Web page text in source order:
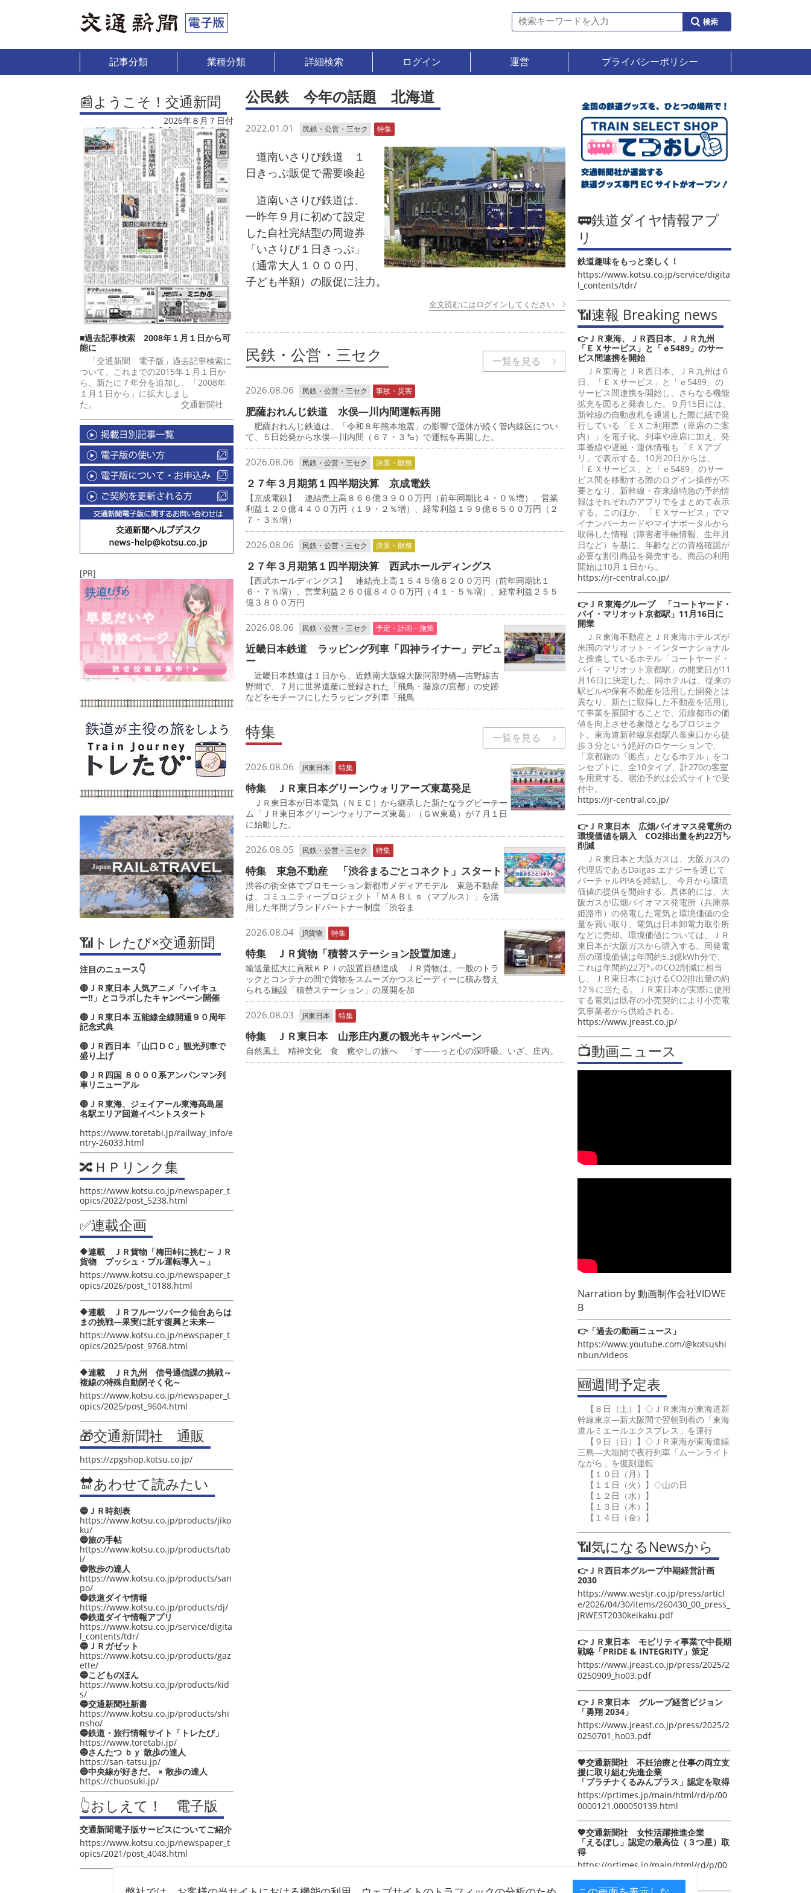
記事分類 業種分類 詳細検索 ログイン 運営 プライバシーポリシー
📰ようこそ！交通新聞
2026年８月７日付
■過去記事検索 2008年１月１日から可
能に
「交通新聞 電子版」過去記事検索に
ついて、これまでの2015年１月１日か
ら、新たに７年分を追加し、「2008年
１月１日から」に拡大しまし
た。 交通新聞社
[PR]
📶トレたび×交通新聞
注目のニュース👇
🔴ＪＲ東日本 人気アニメ「ハイキュ
ー‼」とコラボしたキャンペーン開催
🔴ＪＲ東日本 五能線全線開通９０周年
記念式典
🔴ＪＲ西日本 「山口ＤＣ」観光列車で
盛り上げ
🔴ＪＲ四国 ８０００系アンパンマン列
車リニューアル
🔴ＪＲ東海、ジェイアール東海髙島屋
名駅エリア回遊イベントスタート
https://www.toretabi.jp/railway_info/e
ntry-26033.html
🔀ＨＰリンク集
https://www.kotsu.co.jp/newspaper_t
opics/2022/post_5238.html
✅連載企画
🔶連載 ＪＲ貨物「梅田峠に挑む～ＪＲ
貨物 プッシュ・プル運転導入～」
https://www.kotsu.co.jp/newspaper_t
opics/2026/post_10188.html
🔶連載 ＪＲフルーツパーク仙台あらは
まの挑戦―果実に託す復興と未来―
https://www.kotsu.co.jp/newspaper_t
opics/2025/post_9768.html
🔶連載 ＪＲ九州 信号通信課の挑戦～
複線の特殊自動閉そく化～
https://www.kotsu.co.jp/newspaper_t
opics/2025/post_9604.html
🎁交通新聞社 通販
https://zpgshop.kotsu.co.jp/
🔛あわせて読みたい
🔵ＪＲ時刻表
https://www.kotsu.co.jp/products/jiko
ku/
🔵旅の手帖
https://www.kotsu.co.jp/products/tab
i/
🔵散歩の達人
https://www.kotsu.co.jp/products/san
po/
🔵鉄道ダイヤ情報
https://www.kotsu.co.jp/products/dj/
🔵鉄道ダイヤ情報アプリ
https://www.kotsu.co.jp/service/digita
l_contents/tdr/
🔵ＪＲガゼット
https://www.kotsu.co.jp/products/gaz
ette/
🔵こどものほん
https://www.kotsu.co.jp/products/kid
s/
🔵交通新聞社新書
https://www.kotsu.co.jp/products/shi
nsho/
🔵鉄道・旅行情報サイト「トレたび」
https://www.toretabi.jp/
🔵さんたつ ｂｙ 散歩の達人
https://san-tatsu.jp/
🔵中央線が好きだ。 × 散歩の達人
https://chuosuki.jp/
👆おしえて！ 電子版
交通新聞電子版サービスについてご紹介
https://www.kotsu.co.jp/newspaper_t
opics/2021/post_4048.html
公民鉄 今年の話題 北海道
2022.01.01 民鉄・公営・三セク 特集
道南いさりび鉄道 １
日きっぷ販促で需要喚起
道南いさりび鉄道は、
一昨年９月に初めて設定
した自社完結型の周遊券
「いさりび１日きっぷ」
（通常大人１０００円、
子ども半額）の販促に注力。
全文読むにはログインしてください
民鉄・公営・三セク 一覧を見る
2026.08.06 民鉄・公営・三セク 事故・災害
肥薩おれんじ鉄道 水俣―川内間運転再開
肥薩おれんじ鉄道は、「令和８年熊本地震」の影響で運休が続く管内線区につい
て、５日始発から水俣―川内間（６７・３㌔）で運転を再開した。
2026.08.06 民鉄・公営・三セク 決算・財務
２７年３月期第１四半期決算 京成電鉄
【京成電鉄】 連結売上高８６６億３９００万円（前年同期比４・０％増）、営業
利益１２０億４４００万円（１９・２％増）、経常利益１９９億６５００万円（２
７・３％増）
2026.08.06 民鉄・公営・三セク 決算・財務
２７年３月期第１四半期決算 西武ホールディングス
【西武ホールディングス】 連結売上高１５４５億６２００万円（前年同期比１
６・７％増）、営業利益２６０億８４００万円（４１・５％増）、経常利益２５５
億３８００万円
2026.08.06 民鉄・公営・三セク 予定・計画・施策
近畿日本鉄道 ラッピング列車「四神ライナー」デビュ
ー
近畿日本鉄道は１日から、近鉄南大阪線大阪阿部野橋―吉野線吉
野間で、７月に世界遺産に登録された「飛鳥・藤原の宮都」の史跡
などをモチーフにしたラッピング列車「飛鳥
特集 一覧を見る
2026.08.06 JR東日本 特集
特集 ＪＲ東日本グリーンウォリアーズ東葛発足
ＪＲ東日本が日本電気（ＮＥＣ）から継承した新たなラグビーチー
ム「ＪＲ東日本グリーンウォリアーズ東葛」（ＧＷ東葛）が７月１日
に始動した。
2026.08.05 民鉄・公営・三セク 特集
特集 東急不動産 「渋谷まるごとコネクト」スタート
渋谷の街全体でプロモーション新都市メディアモデル 東急不動産
は、コミュニティープロジェクト「ＭＡＢＬｓ（マブルス）」を活
用した年間ブランドパートナー制度「渋谷ま
2026.08.04 JR貨物 特集
特集 ＪＲ貨物「積替ステーション設置加速」
輸送量拡大に貢献ＫＰＩの設置目標達成 ＪＲ貨物は、一般のトラ
ックとコンテナの間で貨物をスムーズかつスピーディーに積み替え
られる施設「積替ステーション」の展開を加
2026.08.03 JR東日本 特集
特集 ＪＲ東日本 山形庄内夏の観光キャンペーン
自然風土 精神文化 食 癒やしの旅へ 「す――っと心の深呼吸。いざ、庄内。
🚃鉄道ダイヤ情報アプ
リ
鉄道趣味をもっと楽しく！
https://www.kotsu.co.jp/service/digita
l_contents/tdr/
📶速報 Breaking news
👉ＪＲ東海、ＪＲ西日本、ＪＲ九州
「ＥＸサービス」と「ｅ5489」のサー
ビス間連携を開始
ＪＲ東海とＪＲ西日本、ＪＲ九州は６
日、「ＥＸサービス」と「ｅ5489」の
サービス間連携を開始し、さらなる機能
拡充を図ると発表した。９月15日には、
新幹線の自動改札を通過した際に紙で発
行している「ＥＸご利用票（座席のご案
内）」を電子化。列車や座席に加え、発
車番線や遅延・運休情報も「ＥＸアプ
リ」で表示する。10月20日からは、
「ＥＸサービス」と「ｅ5489」のサー
ビス間を移動する際のログイン操作が不
要となり、新幹線・在来線特急の予約情
報はそれぞれのアプリでをまとめて表示
する。このほか、「ＥＸサービス」でマ
イナンバーカードやマイナポータルから
取得した情報（障害者手帳情報、生年月
日など）を基に、年齢などの資格確認が
必要な割引商品を発売する。商品の利用
開始は10月１日から。
https://jr-central.co.jp/
👉ＪＲ東海グループ 「コートヤード・
バイ・マリオット京都駅」11月16日に
開業
ＪＲ東海不動産とＪＲ東海ホテルズが
米国のマリオット・インターナショナル
と推進しているホテル「コートヤード・
バイ・マリオット京都駅」の開業日が11
月16日に決定した。同ホテルは、従来の
駅ビルや保有不動産を活用した開発とは
異なり、新たに取得した不動産を活用し
て事業を展開することで、沿線都市の価
値を向上させる象徴となるプロジェク
ト。東海道新幹線京都駅八条東口から徒
歩３分という絶好のロケーションで、
「京都旅の『拠点』となるホテル」をコ
ンセプトに、全10タイプ、計270の客室
を用意する。宿泊予約は公式サイトで受
付中。
https://jr-central.co.jp/
👉ＪＲ東日本 広畑バイオマス発電所の
環境価値を購入 CO2排出量を約22万㌧
削減
ＪＲ東日本と大阪ガスは、大阪ガスの
代理店であるDaigas エナジーを通じて
バーチャルPPAを締結し、今月から環境
価値の提供を開始する。具体的には、大
阪ガスが広畑バイオマス発電所（兵庫県
姫路市）の発電した電気と環境価値の全
量を買い取り、電気は日本卸電力取引所
などに売却。環境価値については、ＪＲ
東日本が大阪ガスから購入する。同発電
所の環境価値は年間約5.3億kWh分で、
これは年間約22万㌧のCO2削減に相当
し、ＪＲ東日本におけるCO2排出量の約
12％に当たる。ＪＲ東日本が実際に使用
する電気は既存の小売契約により小売電
気事業者から供給される。
https://www.jreast.co.jp/
📺動画ニュース
Narration by動画制作会社VIDWE
B
👉「過去の動画ニュース」
https://www.youtube.com/@kotsushi
nbun/videos
🆕週間予定表
【８日（土）】◇ＪＲ東海が東海道新
幹線東京―新大阪間で翌朝到着の「東海
道ルミエールエクスプレス」を運行
【９日（日）】◇ＪＲ東海が東海道線
三島―大垣間で夜行列車「ムーンライト
ながら」を復刻運転
【１０日（月）】
【１１日（火）】◇山の日
【１２日（水）】
【１３日（木）】
【１４日（金）】
📶気になるNewsから
👉ＪＲ西日本グループ中期経営計画
2030
https://www.westjr.co.jp/press/articl
e/2026/04/30/items/260430_00_press_
JRWEST2030keikaku.pdf
👉ＪＲ東日本 モビリティ事業で中長期
戦略「PRIDE & INTEGRITY」策定
https://www.jreast.co.jp/press/2025/2
0250909_ho03.pdf
👉ＪＲ東日本 グループ経営ビジョン
「勇翔 2034」
https://www.jreast.co.jp/press/2025/2
0250701_ho03.pdf
💖交通新聞社 不妊治療と仕事の両立支
援に取り組む先進企業
「プラチナくるみんプラス」認定を取得
https://prtimes.jp/main/html/rd/p/00
0000121.000050139.html
💖交通新聞社 女性活躍推進企業
「えるぼし」認定の最高位（３つ星）取
得
https://prtimes.jp/main/html/rd/p/00